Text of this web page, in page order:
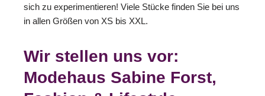
sich zu experimentieren! Viele Stücke finden Sie bei uns
in allen Größen von XS bis XXL.
Wir stellen uns vor:
Modehaus Sabine Forst,